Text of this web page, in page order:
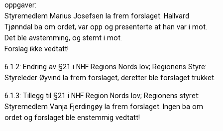
oppgaver:
Styremedlem Marius Josefsen la frem forslaget. Hallvard
Tjønndal ba om ordet, var opp og presenterte at han var i mot.
Det ble avstemming, og stemt i mot.
Forslag ikke vedtatt!
6.1.2: Endring av §21 i NHF Regions Nords lov; Regionens Styre:
Styreleder Øyvind la frem forslaget, deretter ble forslaget trukket.
6.1.3: Tillegg til §21 i NHF Region Nords lov; Regionens styret:
Styremedlem Vanja Fjerdingøy la frem forslaget. Ingen ba om
ordet og forslaget ble enstemmig vedtatt!